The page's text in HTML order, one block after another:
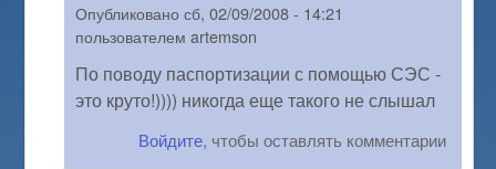
Опубликованосб, 02/09/2008 - 14:21
пользователемartemson
По поводу паспортизации с помощью СЭС -
это круто!)))) никогда еще такого не слышал
Войдите, чтобы оставлять комментарии